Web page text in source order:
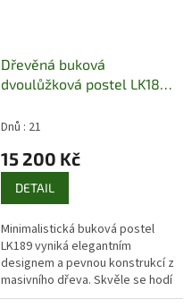
Dřevěná buková
dvoulůžková postel LK189
Dnů : 21
15 200 Kč
DETAIL
Minimalistická buková postel
LK189 vyniká elegantním
designem a pevnou konstrukcí z
masivního dřeva. Skvěle se hodí
do moderních i klasických